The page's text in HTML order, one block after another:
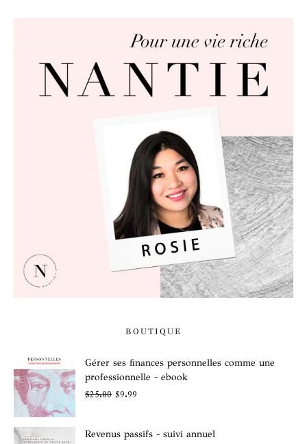
BOUTIQUE
Gérer ses finances personnelles comme une
professionnelle - ebook
$25.00 $9.99
Revenus passifs - suivi annuel